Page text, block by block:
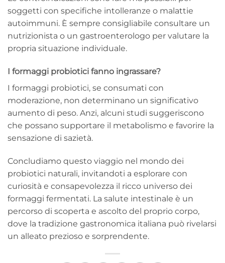
soggetti con specifiche intolleranze o malattie
autoimmuni. È sempre consigliabile consultare un
nutrizionista o un gastroenterologo per valutare la
propria situazione individuale.
I formaggi probiotici fanno ingrassare?
I formaggi probiotici, se consumati con
moderazione, non determinano un significativo
aumento di peso. Anzi, alcuni studi suggeriscono
che possano supportare il metabolismo e favorire la
sensazione di sazietà.
Concludiamo questo viaggio nel mondo dei
probiotici naturali, invitandoti a esplorare con
curiosità e consapevolezza il ricco universo dei
formaggi fermentati. La salute intestinale è un
percorso di scoperta e ascolto del proprio corpo,
dove la tradizione gastronomica italiana può rivelarsi
un alleato prezioso e sorprendente.